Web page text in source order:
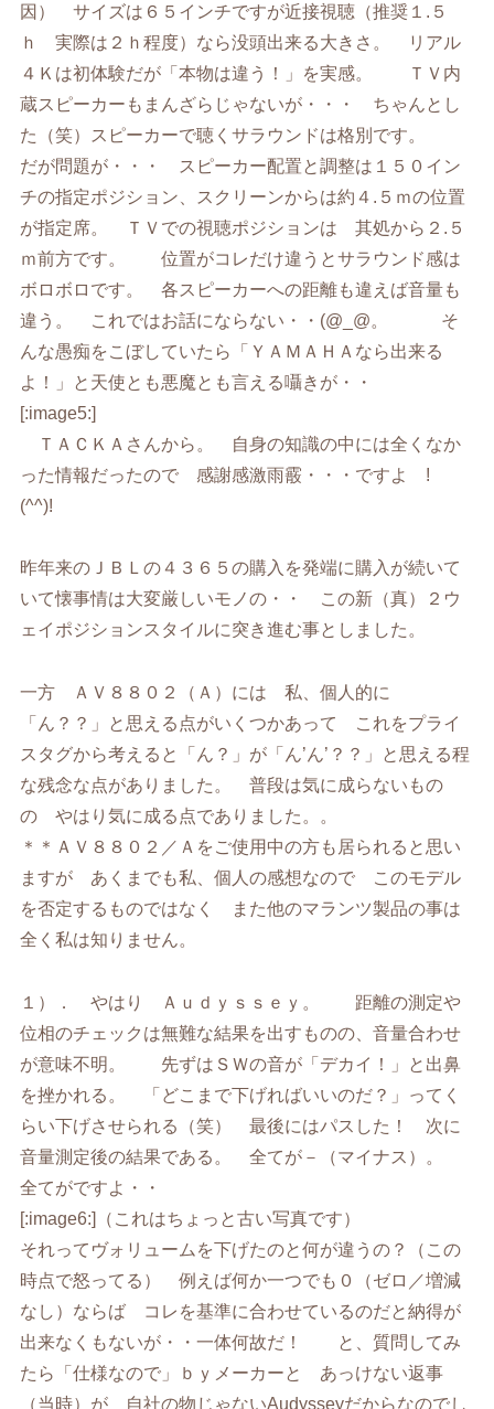
因） サイズは６５インチですが近接視聴（推奨１.５
ｈ 実際は２ｈ程度）なら没頭出来る大きさ。 リアル
４Ｋは初体験だが「本物は違う！」を実感。 ＴＶ内
蔵スピーカーもまんざらじゃないが・・・ ちゃんとし
た（笑）スピーカーで聴くサラウンドは格別です。
だが問題が・・・ スピーカー配置と調整は１５０イン
チの指定ポジション、スクリーンからは約４.５ｍの位置
が指定席。 ＴＶでの視聴ポジションは 其処から２.５
ｍ前方です。 位置がコレだけ違うとサラウンド感は
ボロボロです。 各スピーカーへの距離も違えば音量も
違う。 これではお話にならない・・(@_@。 そ
んな愚痴をこぼしていたら「ＹＡＭＡＨＡなら出来る
よ！」と天使とも悪魔とも言える囁きが・・
[:image5:]
ＴＡＣＫＡさんから。 自身の知識の中には全くなか
った情報だったので 感謝感激雨霰・・・ですよ !
(^^)!
昨年来のＪＢＬの４３６５の購入を発端に購入が続いて
いて懐事情は大変厳しいモノの・・ この新（真）２ウ
ェイポジションスタイルに突き進む事としました。
一方 ＡＶ８８０２（Ａ）には 私、個人的に
「ん？？」と思える点がいくつかあって これをプライ
スタグから考えると「ん？」が「ん’ん’？？」と思える程
な残念な点がありました。 普段は気に成らないもの
の やはり気に成る点でありました。。
＊＊ＡＶ８８０２／Ａをご使用中の方も居られると思い
ますが あくまでも私、個人の感想なので このモデル
を否定するものではなく また他のマランツ製品の事は
全く私は知りません。
１）． やはり Ａｕｄｙｓｓｅｙ。 距離の測定や
位相のチェックは無難な結果を出すものの、音量合わせ
が意味不明。 先ずはＳＷの音が「デカイ！」と出鼻
を挫かれる。 「どこまで下げればいいのだ？」ってく
らい下げさせられる（笑） 最後にはパスした！ 次に
音量測定後の結果である。 全てが－（マイナス）。
全てがですよ・・
[:image6:]（これはちょっと古い写真です）
それってヴォリュームを下げたのと何が違うの？（この
時点で怒ってる） 例えば何か一つでも０（ゼロ／増減
なし）ならば コレを基準に合わせているのだと納得が
出来なくもないが・・一体何故だ！ と、質問してみ
たら「仕様なので」ｂｙメーカーと あっけない返事
（当時）が 自社の物じゃないAudysseyだからなのでし